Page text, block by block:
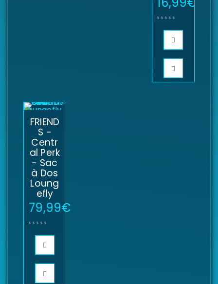
FRIEND
S -
Centr
al Perk
- Sac
à Dos
Loung
efly
79,99€